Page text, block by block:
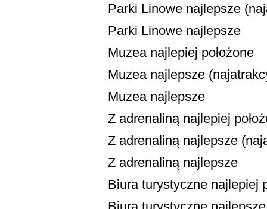
Parki Linowe najlepsze
Parki Linowe najlepsze
Muzea najlepiej położone
Muzea najlepsze
Muzea najlepsze
Z adrenaliną najlepiej
Z adrenaliną najlepsze
Z adrenaliną najlepsze
Biura turystyczne najlepiej